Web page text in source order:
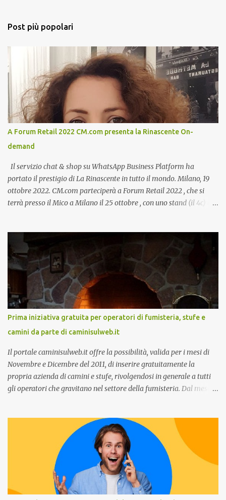
Post più popolari
A Forum Retail 2022 CM.com presenta la Rinascente On-
demand
Il servizio chat & shop su WhatsApp Business Platform ha
portato il prestigio di La Rinascente in tutto il mondo. Milano, 19
ottobre 2022. CM.com parteciperà a Forum Retail 2022 , che si
terrà presso il Mico a Milano il 25 ottobre , con uno stand (il 4c) e
tramite WhatsApp Business ”. Il primo appuntamento è per le ore
14:30 con Cristina Parigi, Country Manager di CM.com Italia, che
terrà una presentazione dal titolo:” Il presente e futuro del
Customer care omnicanale: come incontrare le aspettative dei
clienti ”. I punti che verranno affrontati sono il Customer care, lo
stato dell’arte e i punti di miglioramento, quali i molteplici canali di
comunicazione e quali utilizzare in ottica di miglioramento, le
previsioni da oggi al 2030 su come rispondere alle aspettative del
c...
Prima iniziativa gratuita per operatori di fumisteria, stufe e
camini da parte di caminisulweb.it
Il portale caminisulweb.it offre la possibilità, valida per i mesi di
Novembre e Dicembre del 2011, di inserire gratuitamente la
propria azienda di camini e stufe, rivolgendosi in generale a tutti
gli operatori che gravitano nel settore della fumisteria. Dal mese di
impianti di riscaldamento, stufe e camini, e fumisteria in generale
offre la registrazione gratuita a vantaggio di tutte le aziende
operanti nel settore. E’ possibile infatti all’interno del sito inserire
gratuitamente i propri dati aziendali, indirizzi, recapiti, recensione
(che verrà corretta, migliorata e modificata all’occorrenza da
redattori specializzati), immagini dei prodotti e fino a un massimo
di 5 servizi e prodotti specificandone uno o più principali. Le